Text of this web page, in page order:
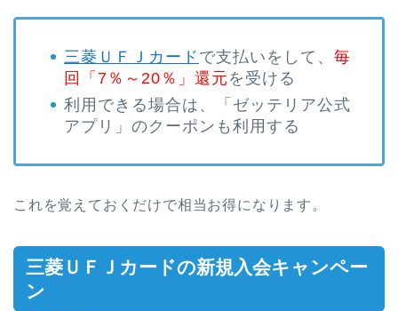
三菱ＵＦＪカード で支払いをして、 毎
回「7％～20％」還元 を受ける
利用できる場合は、「ゼッテリア公式
アプリ」のクーポンも利用する
これを覚えておくだけで相当お得になります。
三菱ＵＦＪカードの新規入会キャンペー
ン